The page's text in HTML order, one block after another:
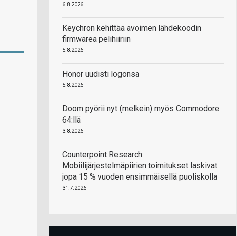
6.8.2026
Keychron kehittää avoimen lähdekoodin
firmwarea pelihiiriin
5.8.2026
Honor uudisti logonsa
5.8.2026
Doom pyörii nyt (melkein) myös Commodore
64:llä
3.8.2026
Counterpoint Research:
Mobiilijärjestelmäpiirien toimitukset laskivat
jopa 15 % vuoden ensimmäisellä puoliskolla
31.7.2026